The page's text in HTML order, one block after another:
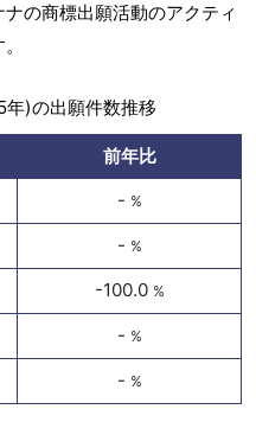
の商標出願活動のアクティ
)の出願件数推移
前年比
- %
- %
-100.0 %
- %
- %